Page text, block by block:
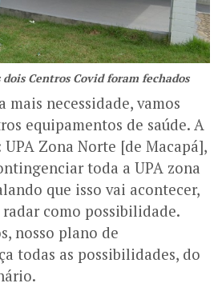
Centros Covid foram fechados
mais necessidade, vamos
equipamentos de saúde. A
Zona Norte [de Macapá],
toda a UPA zona
que isso vai acontecer,
radar como possibilidade.
nosso plano de
todas as possibilidades, do